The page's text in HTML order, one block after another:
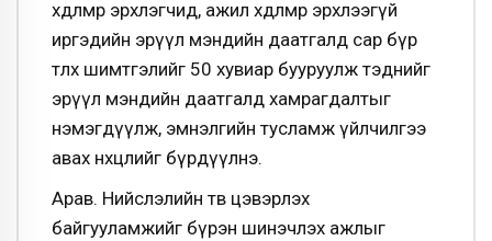
хөдөлмөр эрхлэгчид, ажил хөдөлмөр эрхлээгүй
иргэдийн эрүүл мэндийн даатгалд сар бүр
төлөх шимтгэлийг 50 хувиар бууруулж тэднийг
эрүүл мэндийн даатгалд хамрагдалтыг
нэмэгдүүлж, эмнэлгийн тусламж үйлчилгээ
авах нөхцөлийг бүрдүүлнэ.
Арав. Нийслэлийн төв цэвэрлэх
байгууламжийг бүрэн шинэчлэх ажлыг